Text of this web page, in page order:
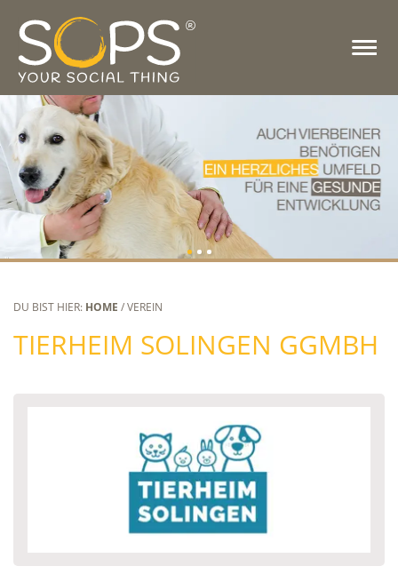
DU BIST HIER: HOME / VEREIN
TIERHEIM SOLINGEN GGMBH